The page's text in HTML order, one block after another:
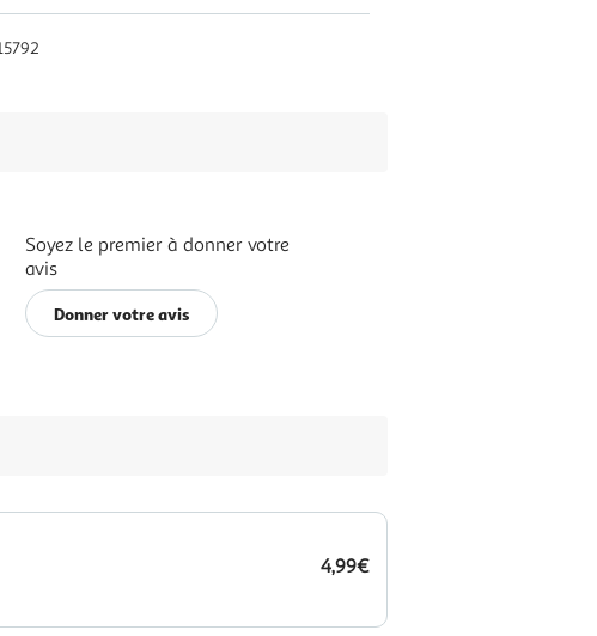
Soyez le premier à donner votre
avis
Donner votre avis
4,99€